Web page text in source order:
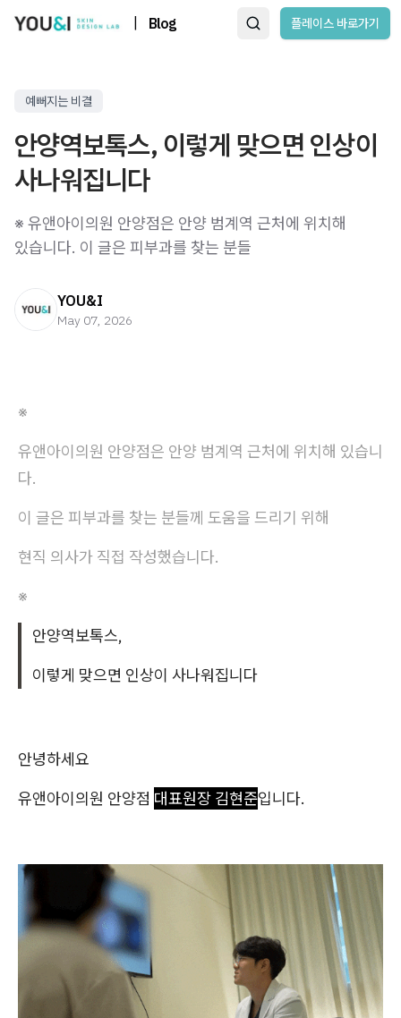
Blog 플레이스 바로가기
예뻐지는 비결
안양역보톡스, 이렇게 맞으면 인상이
사나워집니다
※ 유앤아이의원 안양점은 안양 범계역 근처에 위치해
있습니다. 이 글은 피부과를 찾는 분들
YOU&I
May 07, 2026
※
유앤아이의원 안양점은 안양 범계역 근처에 위치해 있습니
다.
이 글은 피부과를 찾는 분들께 도움을 드리기 위해
현직 의사가 직접 작성했습니다.
※
안양역보톡스,
이렇게 맞으면 인상이 사나워집니다
안녕하세요
유앤아이의원 안양점 대표원장 김현준입니다.